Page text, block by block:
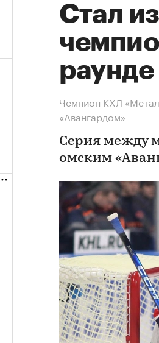
Стал
Чемпион КХЛ
«Авангардом»
Серия между
омским